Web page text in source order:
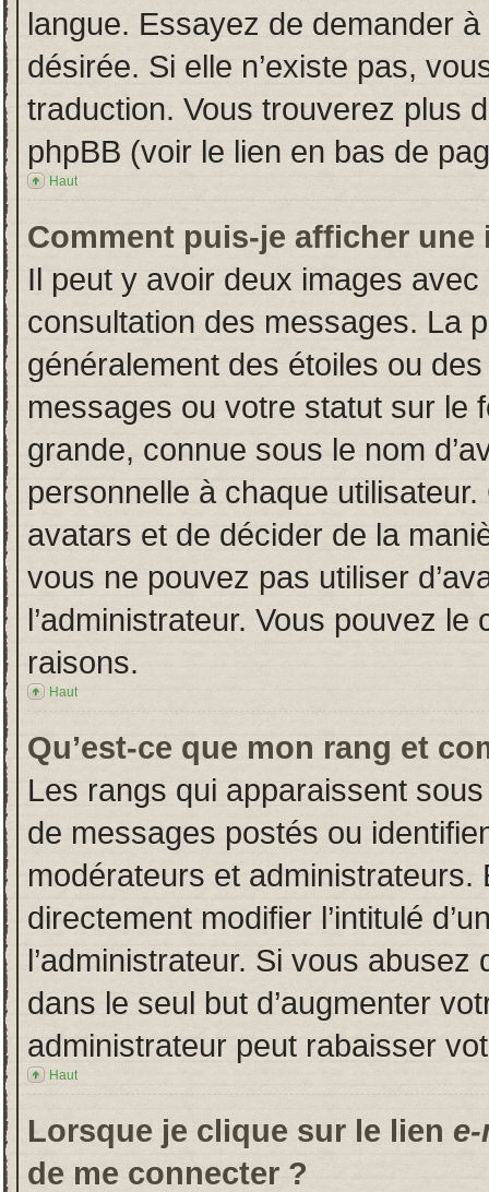
langue. Essayez de demander à
désirée. Si elle n’existe pas,
traduction. Vous trouverez plus
phpBB (voir le lien en bas de
Haut
Comment puis-je afficher une
Il peut y avoir deux images
consultation des messages. La
généralement des étoiles ou
messages ou votre statut sur le
grande, connue sous le nom
personnelle à chaque utilisateur.
avatars et de décider de la
vous ne pouvez pas utiliser
l’administrateur. Vous pouvez
raisons.
Haut
Qu’est-ce que mon rang et
Les rangs qui apparaissent
de messages postés ou
modérateurs et
directement modifier l’intitulé
l’administrateur. Si vous
dans le seul but d’augmenter
administrateur peut rabaisser
Haut
Lorsque je clique sur le lien
de me connecter ?